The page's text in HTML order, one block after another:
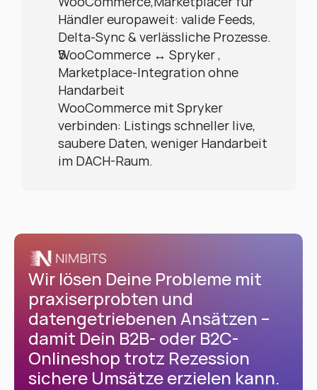
Händler europaweit: valide Feeds,
Delta-Sync & verlässliche Prozesse.
WooCommerce ↔ Spryker ,
Marketplace-Integration ohne
Handarbeit
WooCommerce mit Spryker
verbinden: Listings schneller live,
saubere Daten, weniger Handarbeit
im DACH-Raum.
Wir lösen Deine Probleme mit
praxiserprobten und
datengetriebenen Ansätzen –
damit Dein B2B- oder B2C-
Onlineshop trotz Rezession
sichere Umsätze erzielen kann.